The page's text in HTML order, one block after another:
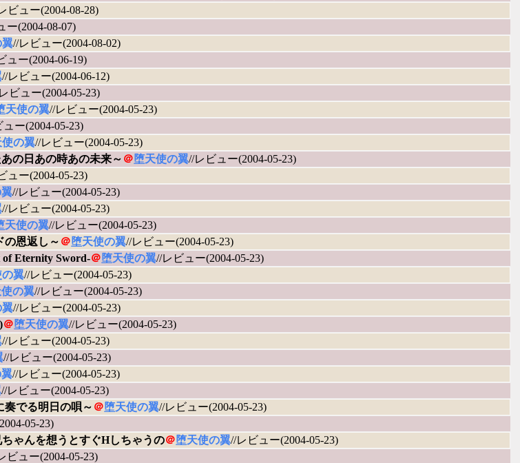
ビュー(2004-08-28)
ー(2004-08-07)
翼//レビュー(2004-08-02)
ュー(2004-06-19)
//レビュー(2004-06-12)
ビュー(2004-05-23)
天使の翼//レビュー(2004-05-23)
ュー(2004-05-23)
使の翼//レビュー(2004-05-23)
の日あの時あの未来～ ＠堕天使の翼//レビュー(2004-05-23)
ュー(2004-05-23)
//レビュー(2004-05-23)
//レビュー(2004-05-23)
天使の翼//レビュー(2004-05-23)
の恩返し～ ＠堕天使の翼//レビュー(2004-05-23)
Eternity Sword-＠堕天使の翼//レビュー(2004-05-23)
の翼//レビュー(2004-05-23)
の翼//レビュー(2004-05-23)
翼//レビュー(2004-05-23)
＠堕天使の翼//レビュー(2004-05-23)
//レビュー(2004-05-23)
//レビュー(2004-05-23)
//レビュー(2004-05-23)
//レビュー(2004-05-23)
奏でる明日の唄～ ＠堕天使の翼//レビュー(2004-05-23)
05-23)
ゃんを想うとすぐHしちゃうの＠堕天使の翼//レビュー(2004-05-23)
ビュー(2004-05-23)